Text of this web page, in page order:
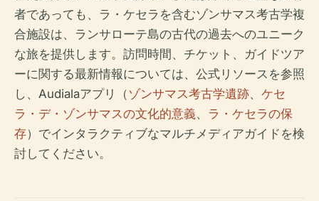
者であっても、ラ・ケセラを含むゾンサマス考古学複
合施設は、ランサローテ島の古代の過去へのユニーク
な旅を提供します。訪問時間、チケット、ガイドツア
ーに関する最新情報については、公式リソースを参照
し、Audialaアプリ（ ゾンサマス考古学遺跡、 ケセ
ラ・デ・ゾンサマスの文化的意義、 ラ・ケセラの保
存）でインタラクティブなマルチメディアガイドを検
討してください。